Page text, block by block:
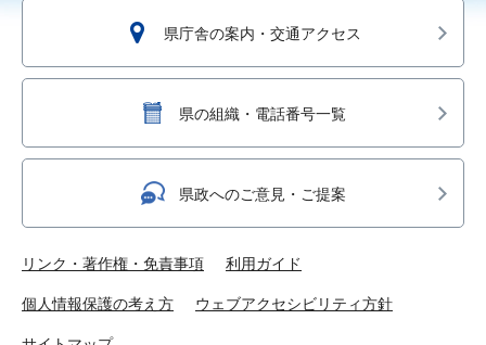
県庁舎の案内・交通アクセス
県の組織・電話番号一覧
県政へのご意見・ご提案
リンク・著作権・免責事項 利用ガイド
個人情報保護の考え方 ウェブアクセシビリティ方針